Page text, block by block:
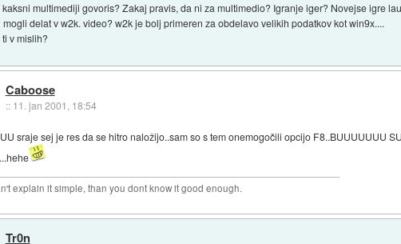
kaksni multimediji govoris? Zakaj pravis, da ni za multimedio? Igranje iger? Novejse igre
mogli delat v w2k. video? w2k je bolj primeren za obdelavo velikih podatkov kot win9x....
v mislih?
Caboose
:: 11. jan 2001, 18:54
sraje sej je res da se hitro naložijo..sam so s tem onemogočili opcijo F8..BUUUUUUU
explain it simple, than you dont know it good enough.
Tr0n